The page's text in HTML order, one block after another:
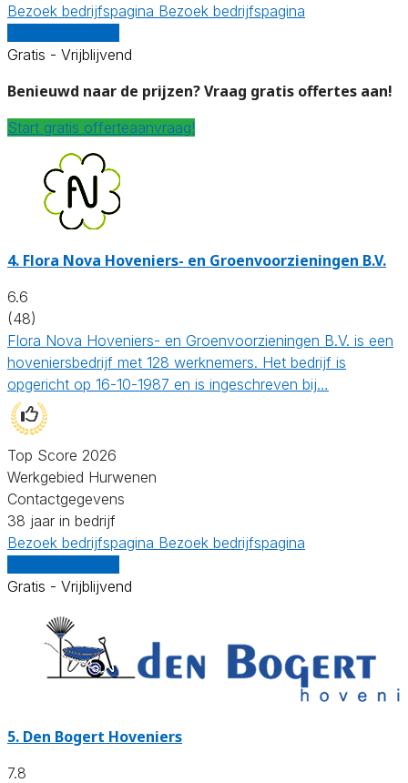
Bezoek bedrijfspagina Bezoek bedrijfspagina
Gratis - Vrijblijvend
Benieuwd naar de prijzen? Vraag gratis offertes aan!
Start gratis offerteaanvraag!
4. Flora Nova Hoveniers- en Groenvoorzieningen B.V.
6.6
(48)
Flora Nova Hoveniers- en Groenvoorzieningen B.V. is een
hoveniersbedrijf met 128 werknemers. Het bedrijf is
opgericht op 16-10-1987 en is ingeschreven bij…
Top Score 2026
Werkgebied Hurwenen
Contactgegevens
38 jaar in bedrijf
Bezoek bedrijfspagina Bezoek bedrijfspagina
Gratis - Vrijblijvend
5. Den Bogert Hoveniers
7.8